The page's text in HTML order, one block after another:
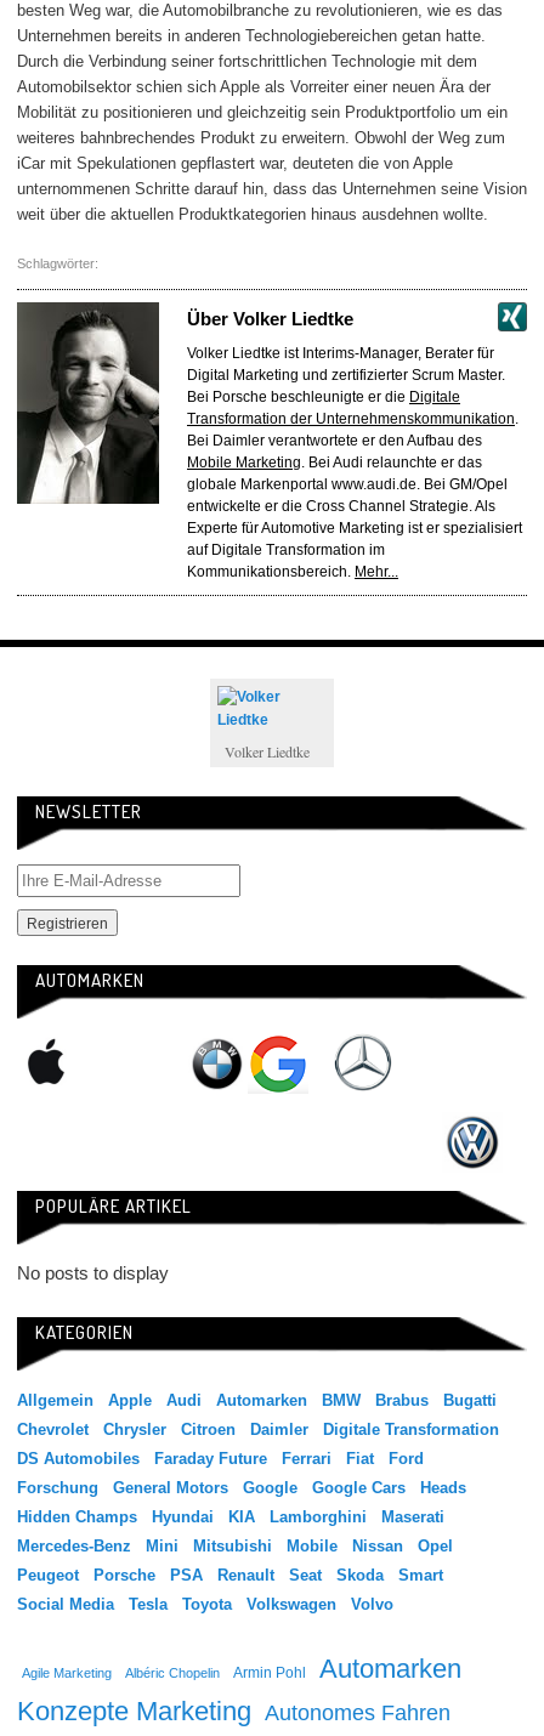
besten Weg war, die Automobilbranche zu revolutionieren, wie es das
Unternehmen bereits in anderen Technologiebereichen getan hatte.
Durch die Verbindung seiner fortschrittlichen Technologie mit dem
Automobilsektor schien sich Apple als Vorreiter einer neuen Ära der
Mobilität zu positionieren und gleichzeitig sein Produktportfolio um ein
weiteres bahnbrechendes Produkt zu erweitern. Obwohl der Weg zum
iCar mit Spekulationen gepflastert war, deuteten die von Apple
unternommenen Schritte darauf hin, dass das Unternehmen seine Vision
weit über die aktuellen Produktkategorien hinaus ausdehnen wollte.
Schlagwörter:
Über Volker Liedtke
Volker Liedtke ist Interims-Manager, Berater für
Digital Marketing und zertifizierter Scrum Master.
Bei Porsche beschleunigte er die Digitale
Transformation der Unternehmenskommunikation.
Bei Daimler verantwortete er den Aufbau des
Mobile Marketing. Bei Audi relaunchte er das
globale Markenportal www.audi.de. Bei GM/Opel
entwickelte er die Cross Channel Strategie. Als
Experte für Automotive Marketing ist er spezialisiert
auf Digitale Transformation im
Kommunikationsbereich. Mehr...
Volker Liedtke
NEWSLETTER
AUTOMARKEN
POPULÄRE ARTIKEL
No posts to display
KATEGORIEN
Allgemein Apple Audi Automarken BMW Brabus
Bugatti
Chevrolet
Chrysler Citroen Daimler
Digitale Transformation
DS Automobiles
Faraday Future Ferrari Fiat
Ford
Forschung
General Motors Google Google Cars
Heads
Hidden Champs
Hyundai KIA Lamborghini
Maserati
Mercedes-Benz
Mini Mitsubishi Mobile Nissan
Opel
Peugeot
Porsche PSA Renault Seat Skoda
Smart
Social Media
Tesla Toyota Volkswagen Volvo
Agile Marketing Albéric Chopelin Armin Pohl
Automarken
Konzepte Marketing Autonomes Fahren